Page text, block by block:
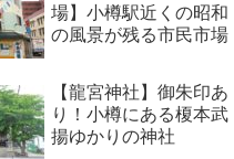
場】小樽駅近くの昭和
の風景が残る市民市場
【龍宮神社】御朱印あ
り！小樽にある榎本武
揚ゆかりの神社